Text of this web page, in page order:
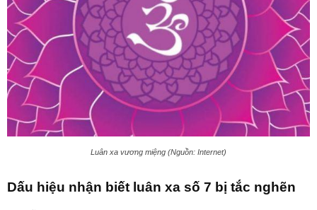
Luân xa vương miệng (Nguồn: Internet)
Dấu hiệu nhận biết luân xa số 7 bị tắc nghẽn